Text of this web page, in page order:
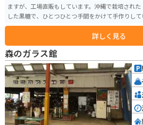
ますが、工場直販もしています。沖縄で栽培され
した黒糖で、ひとつひとつ手間をかけて手作りし
「ブラウンシュガージンジャー（しょうが黒糖）
のような健康的でバラエティにとんだ商品もありま
テ」という大賞を受賞した商品もお勧めです。
詳しく見る
森のガラス館